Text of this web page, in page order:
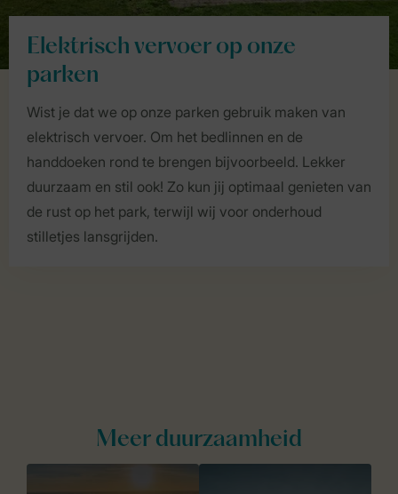
Elektrisch vervoer op onze
parken
Wist je dat we op onze parken gebruik maken van
elektrisch vervoer. Om het bedlinnen en de
handdoeken rond te brengen bijvoorbeeld. Lekker
duurzaam en stil ook! Zo kun jij optimaal genieten van
de rust op het park, terwijl wij voor onderhoud
stilletjes lansgrijden.
Meer duurzaamheid